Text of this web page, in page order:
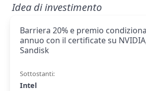
Idea di investimento
Barriera 20% e premio
annuo con il certificate su
Sandisk
Sottostanti:
Intel